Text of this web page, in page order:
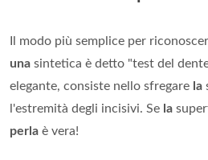
Il modo più semplice per
una sintetica è detto "test del
elegante, consiste nello sfregare la
l'estremità degli incisivi. Se la
perla è vera!